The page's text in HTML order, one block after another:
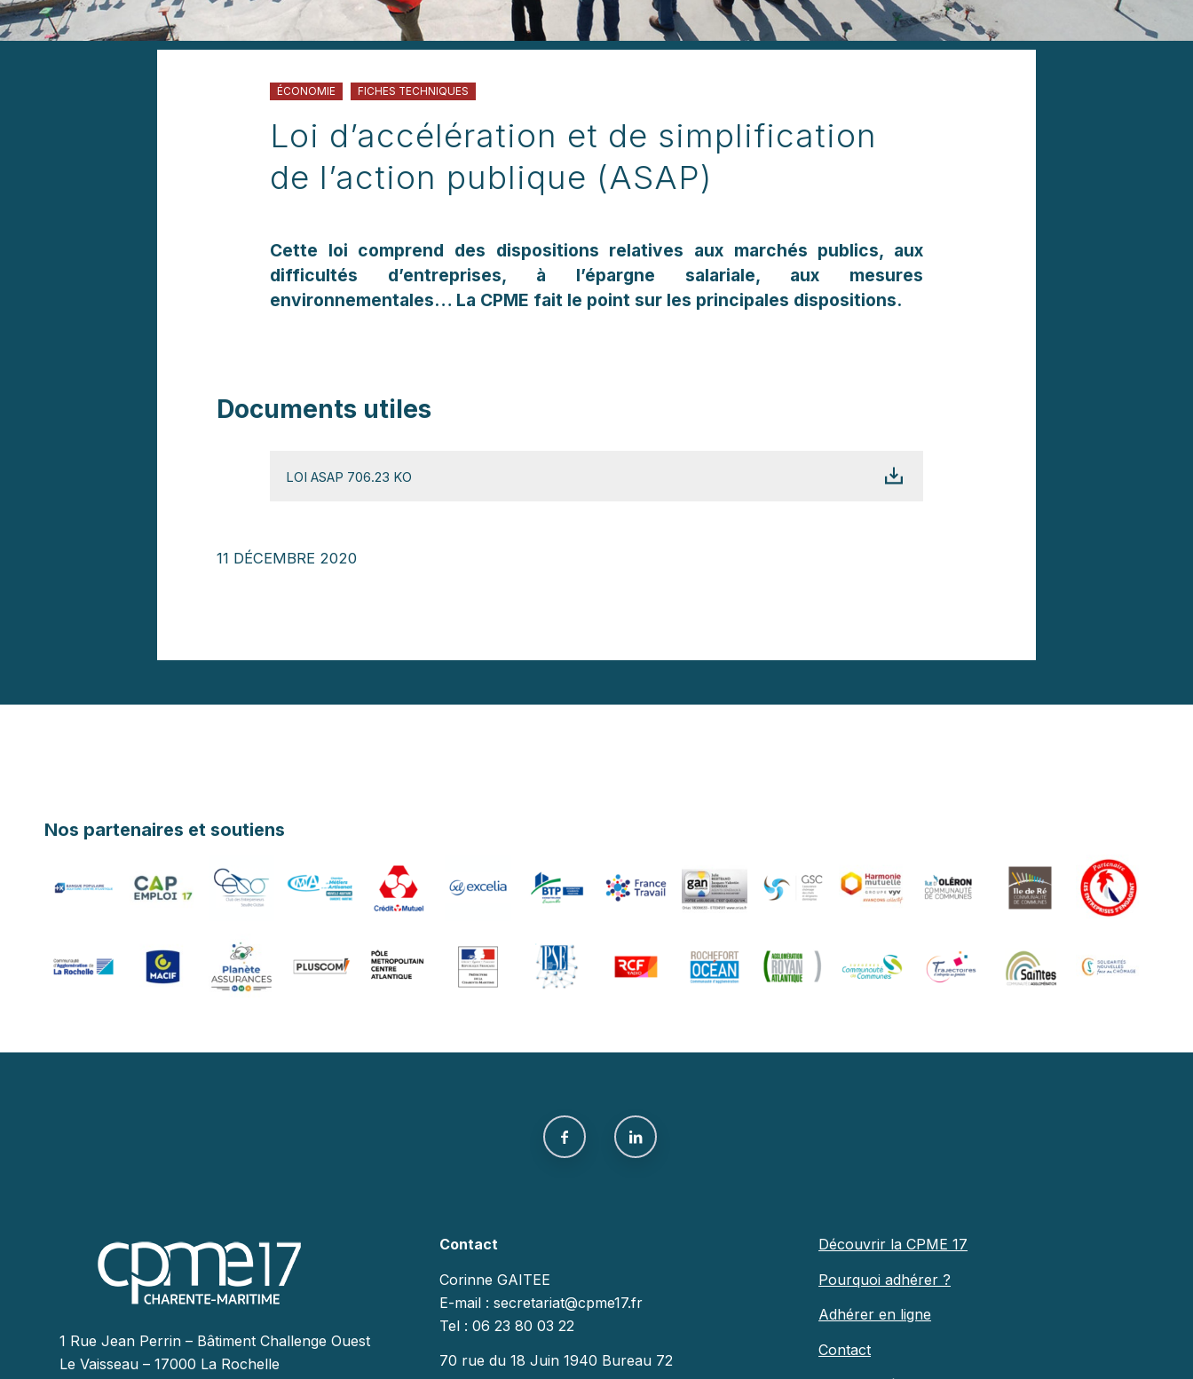
ÉCONOMIE FICHES TECHNIQUES
Loi d’accélération et de simplification
de l’action publique (ASAP)
Cette loi comprend des dispositions relatives aux marchés publics, aux
difficultés d’entreprises, à l’épargne salariale, aux mesures
environnementales… La CPME fait le point sur les principales dispositions.
Documents utiles
LOI ASAP 706.23 KO
11 DÉCEMBRE 2020
Nos partenaires et soutiens
1 Rue Jean Perrin – Bâtiment Challenge Ouest
Le Vaisseau – 17000 La Rochelle
Contact
Corinne GAITEE
E-mail : secretariat@cpme17.fr
Tel : 06 23 80 03 22
70 rue du 18 Juin 1940 Bureau 72
Découvrir la CPME 17
Pourquoi adhérer ?
Adhérer en ligne
Contact